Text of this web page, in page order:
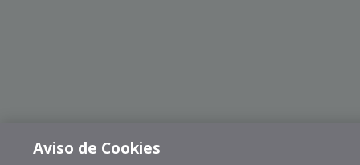
Aviso de Cookies